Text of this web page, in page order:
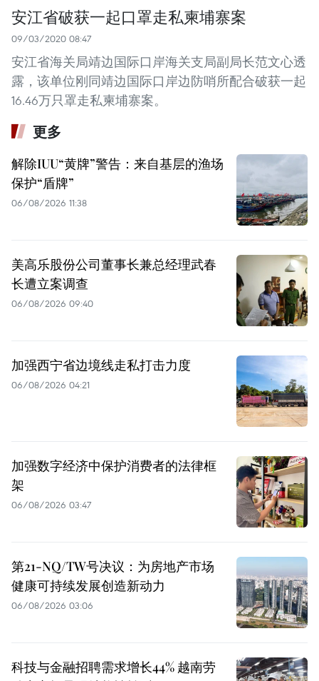
安江省破获一起口罩走私柬埔寨案
09/03/2020 08:47
安江省海关局靖边国际口岸海关支局副局长范文心透
露，该单位刚同靖边国际口岸边防哨所配合破获一起
16.46万只罩走私柬埔寨案。
更多
解除IUU“黄牌”警告：来自基层的渔场
保护“盾牌”
06/08/2026 11:38
美高乐股份公司董事长兼总经理武春
长遭立案调查
06/08/2026 09:40
加强西宁省边境线走私打击力度
06/08/2026 04:21
加强数字经济中保护消费者的法律框
架
06/08/2026 03:47
第21-NQ/TW号决议：为房地产市场
健康可持续发展创造新动力
06/08/2026 03:06
科技与金融招聘需求增长44% 越南劳